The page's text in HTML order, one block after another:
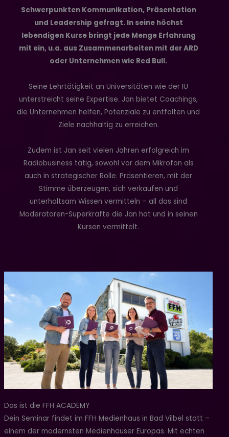
Schwerpunkten Kommunikation, Präsentation
und Leadership gefragt. In seine höchst
lebendigen Kurse bringt jede Menge Erfahrung
mit ein, u.a. aus Zusammenarbeiten mit der ARD
oder Unternehmen wie Red Bull.
Seine Lehrtätigkeit an Universitäten wie der IU
unterstreicht seine Expertise. Jan bietet Coachings,
die Unternehmen helfen, Potenziale zu entfalten und
Ziele nachhaltig zu erreichen.
Zudem ist Jan seit vielen Jahren erfolgreich im
Radiobusiness tätig, sowohl vor dem Mikrofon als
auch in strategischer Rolle. Präsentieren, mit der
Stimme überzeugen, sich verkaufen und
unterhaltsam Wissen vermitteln – all das sind
Moderatoren-Superkräfte die Jan hat und in seinen
Kursen vermittelt.
Das ist die FFH ACADEMY
Dein Seminar findet im FFH Medienhaus in Bad Vilbel statt –
einem der modernsten Medienhäuser Europas. Mit echten